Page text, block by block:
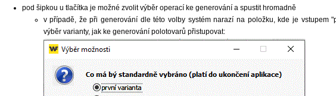
pod šipkou u tlačítka je možné zvolit výběr operací ke generování a spustit hromadně
v případě, že při generování dle této volby systém narazí na položku, kde je vstupem
výběr varianty, jak ke generování polotovarů přistupovat: